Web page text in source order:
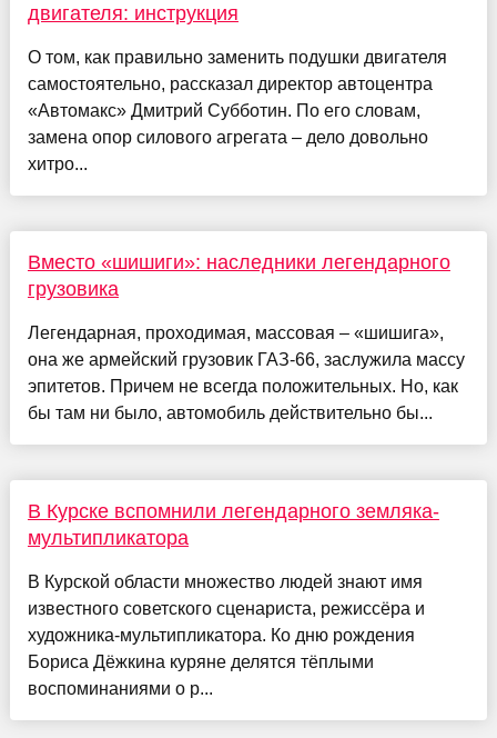
двигателя: инструкция
О том, как правильно заменить подушки двигателя
самостоятельно, рассказал директор автоцентра
«Автомакс» Дмитрий Субботин. По его словам,
замена опор силового агрегата – дело довольно
хитро...
Вместо «шишиги»: наследники легендарного
грузовика
Легендарная, проходимая, массовая – «шишига»,
она же армейский грузовик ГАЗ-66, заслужила массу
эпитетов. Причем не всегда положительных. Но, как
бы там ни было, автомобиль действительно бы...
В Курске вспомнили легендарного земляка-
мультипликатора
В Курской области множество людей знают имя
известного советского сценариста, режиссёра и
художника-мультипликатора. Ко дню рождения
Бориса Дёжкина куряне делятся тёплыми
воспоминаниями о р...